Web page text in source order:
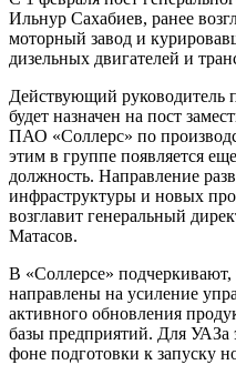
Ильнур Сахабиев, ранее
моторный завод и
дизельных двигателей и
Действующий руководитель
будет назначен на пост
ПАО «Соллерс» по
этим в группе появляется
должность. Направление
инфраструктуры и новых
возглавит генеральный
Матасов.
В «Соллерсе»
направлены на усиление
активного обновления
базы предприятий. Для УАЗа
фоне подготовки к запуску